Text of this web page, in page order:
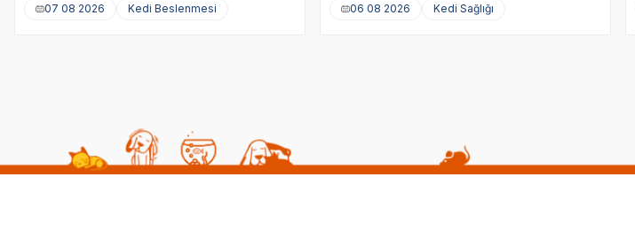
07 08 2026 Kedi Beslenmesi 06 08 2026 Kedi Sağlığı